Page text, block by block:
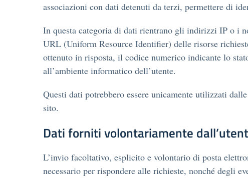
associazioni con dati detenuti da terzi, permettere di
In questa categoria di dati rientrano gli indirizzi IP o i
URL (Uniform Resource Identifier) delle risorse
ottenuto in risposta, il codice numerico indicante lo
all’ambiente informatico dell’utente.
Questi dati potrebbero essere unicamente utilizzati
sito.
Dati forniti volontariamente
L’invio facoltativo, esplicito e volontario di posta
necessario per rispondere alle richieste, nonché degli